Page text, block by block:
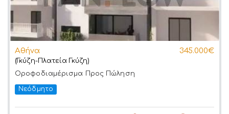
Αθήνα 345.000€
(Γκύζη-Πλατεία Γκύζη)
Οροφοδιαμέρισμα Προς Πώληση
Νεόδμητο